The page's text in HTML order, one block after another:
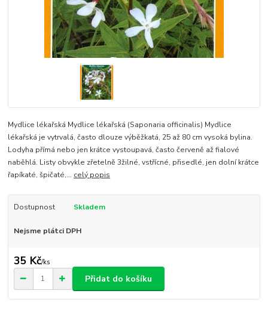
Mydlice lékařská Mydlice lékařská (Saponaria officinalis) Mydlice
lékařská je vytrvalá, často dlouze výběžkatá, 25 až 80 cm vysoká bylina.
Lodyha přímá nebo jen krátce vystoupavá, často červeně až fialové
naběhlá. Listy obvykle zřetelně 3žilné, vstřícné, přisedlé, jen dolní krátce
řapíkaté, špičaté,... celý popis
Dostupnost Skladem
Nejsme plátci DPH
35 Kč/ks
Přidat do košíku